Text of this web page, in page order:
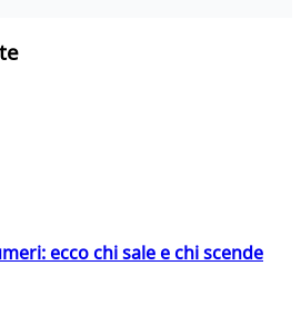
ecco chi sale e chi scende